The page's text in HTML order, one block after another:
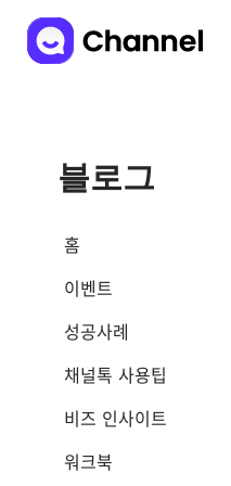
블로그
홈
이벤트
성공사례
채널톡 사용팁
비즈 인사이트
워크북